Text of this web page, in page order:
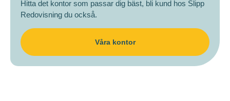
Hitta det kontor som passar dig bäst, bli kund hos Slipp
Redovisning du också.
Våra kontor